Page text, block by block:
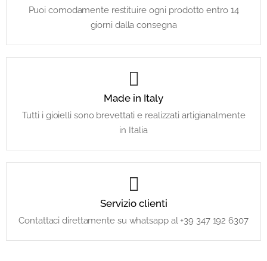
Puoi comodamente restituire ogni prodotto entro 14
giorni dalla consegna
Made in Italy
Tutti i gioielli sono brevettati e realizzati artigianalmente
in Italia
Servizio clienti
Contattaci direttamente su whatsapp al +39 347 192 6307